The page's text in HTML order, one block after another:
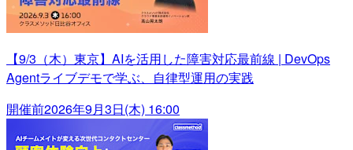
【9/3（木）東京】AIを活用した障害対応最前線 | DevOps
Agentライブデモで学ぶ、自律型運用の実践
開催前2026年9月3日(木) 16:00